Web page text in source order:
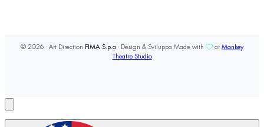
© 2026 - Art Direction FIMA S.p.a - Design & Sviluppo Made with at Monkey
Theatre Studio